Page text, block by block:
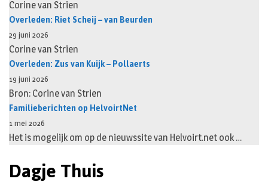
Corine van Strien
Overleden: Riet Scheij – van Beurden
29 juni 2026
Corine van Strien
Overleden: Zus van Kuijk – Pollaerts
19 juni 2026
Bron: Corine van Strien
Familieberichten op HelvoirtNet
1 mei 2026
Het is mogelijk om op de nieuwssite van Helvoirt.net ook …
Dagje Thuis